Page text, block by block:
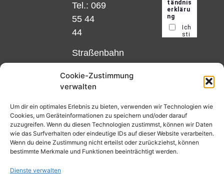
Cookie-Zustimmung
verwalten
Um dir ein optimales Erlebnis zu bieten, verwenden wir Technologien wie
Cookies, um Geräteinformationen zu speichern und/oder darauf
zuzugreifen. Wenn du diesen Technologien zustimmst, können wir Daten
wie das Surfverhalten oder eindeutige IDs auf dieser Website verarbeiten.
Wenn du deine Zustimmung nicht erteilst oder zurückziehst, können
bestimmte Merkmale und Funktionen beeinträchtigt werden.
Dienste verwalten
Tel.: 069
55 44
44
Straßenbahn
und 12,
Matthias-
Beltz-
Platz
oder